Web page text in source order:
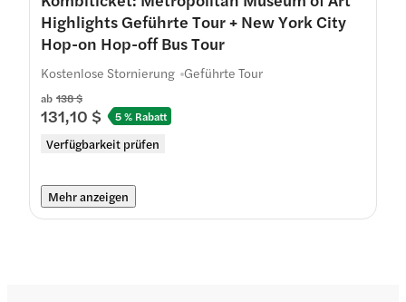
Highlights Geführte Tour + New York City
Hop-on Hop-off Bus Tour
ab 138 $
131,10 $ 5 % Rabatt
Verfügbarkeit prüfen
Kostenlose Stornierung Geführte Tour
Mehr anzeigen